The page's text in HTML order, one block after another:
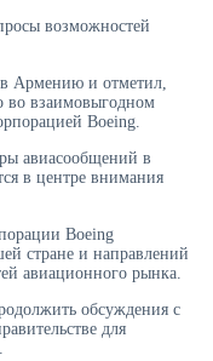
возможностей
в Армению и отметил,
во взаимовыгодном
Boeing.
авиасообщений в
в центре внимания
Boeing
стране и направлений
авиационного рынка.
обсуждения с
для